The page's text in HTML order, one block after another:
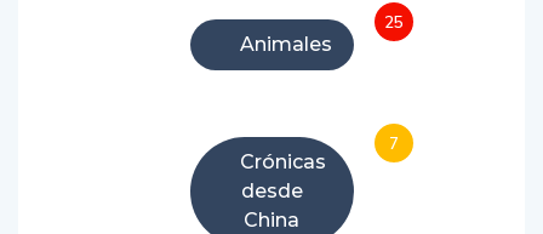
Animales
25
Crónicas
desde
China
7